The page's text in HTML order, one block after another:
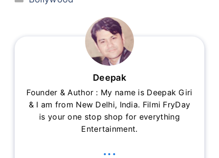
Deepak
Founder & Author : My name is Deepak Giri
& I am from New Delhi, India. Filmi FryDay
is your one stop shop for everything
Entertainment.
...